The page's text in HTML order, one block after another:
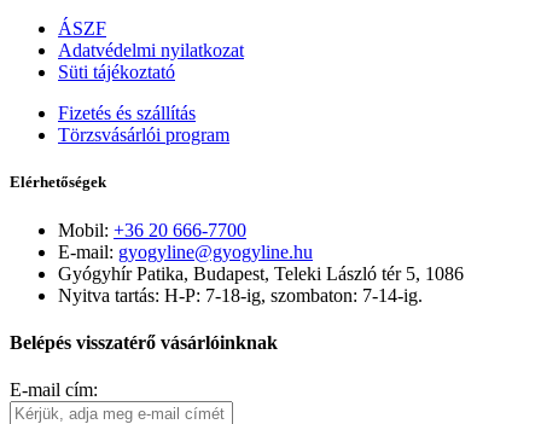
ÁSZF
Adatvédelmi nyilatkozat
Süti tájékoztató
Fizetés és szállítás
Törzsvásárlói program
Elérhetőségek
Mobil: +36 20 666-7700
E-mail: gyogyline@gyogyline.hu
Gyógyhír Patika, Budapest, Teleki László tér 5, 1086
Nyitva tartás: H-P: 7-18-ig, szombaton: 7-14-ig.
Belépés visszatérő vásárlóinknak
E-mail cím: